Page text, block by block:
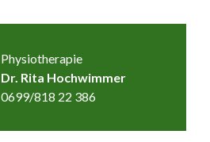
Physiotherapie
Dr. Rita Hochwimmer
0699/818 22 386